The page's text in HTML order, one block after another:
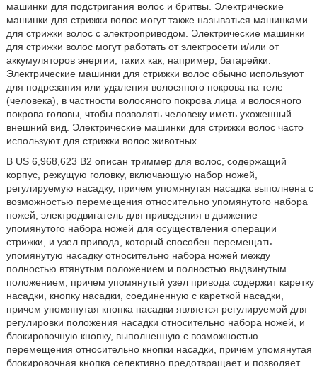
машинки для подстригания волос и бритвы. Электрические
машинки для стрижки волос могут также называться машинками
для стрижки волос с электроприводом. Электрические машинки
для стрижки волос могут работать от электросети и/или от
аккумуляторов энергии, таких как, например, батарейки.
Электрические машинки для стрижки волос обычно используют
для подрезания или удаления волосяного покрова на теле
(человека), в частности волосяного покрова лица и волосяного
покрова головы, чтобы позволять человеку иметь ухоженный
внешний вид. Электрические машинки для стрижки волос часто
используют для стрижки волос животных.
В US 6,968,623 В2 описан триммер для волос, содержащий
корпус, режущую головку, включающую набор ножей,
регулируемую насадку, причем упомянутая насадка выполнена с
возможностью перемещения относительно упомянутого набора
ножей, электродвигатель для приведения в движение
упомянутого набора ножей для осуществления операции
стрижки, и узел привода, который способен перемещать
упомянутую насадку относительно набора ножей между
полностью втянутым положением и полностью выдвинутым
положением, причем упомянутый узел привода содержит каретку
насадки, кнопку насадки, соединенную с кареткой насадки,
причем упомянутая кнопка насадки является регулируемой для
регулировки положения насадки относительно набора ножей, и
блокировочную кнопку, выполненную с возможностью
перемещения относительно кнопки насадки, причем упомянутая
блокировочная кнопка селективно предотвращает и позволяет